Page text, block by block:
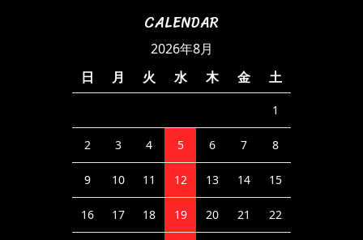
CALENDAR
2026年8月
日
月 火 水 木 金 土
1
2 3 4 5 6 7 8
9 10 11 12 13 14 15
16 17 18 19 20 21 22